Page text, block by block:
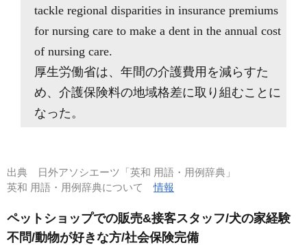
tackle regional disparities in insurance premiums
for nursing care to make a dent in the annual cost
of nursing care.
厚生労働省は、年間の介護費用を減らすた
め、介護保険料の地域格差に取り組むことに
なった。
出典
日外アソシエーツ「英和 用語・用例辞典」
英和 用語・用例辞典について情報
ペットショップでの販売&接客スタッフ/犬の家経験
不問/動物が好きな方/社会保険完備